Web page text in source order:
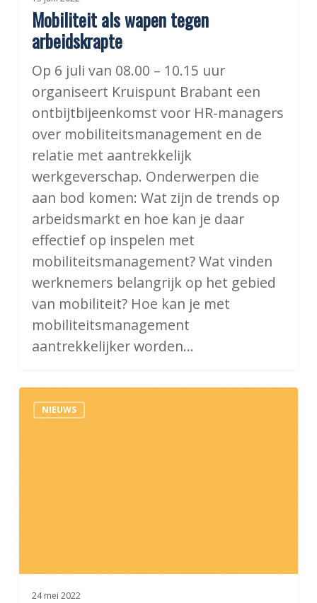
Mobiliteit als wapen tegen
arbeidskrapte
Op 6 juli van 08.00 – 10.15 uur
organiseert Kruispunt Brabant een
ontbijtbijeenkomst voor HR-managers
over mobiliteitsmanagement en de
relatie met aantrekkelijk
werkgeverschap. Onderwerpen die
aan bod komen: Wat zijn de trends op
arbeidsmarkt en hoe kan je daar
effectief op inspelen met
mobiliteitsmanagement? Wat vinden
werknemers belangrijk op het gebied
van mobiliteit? Hoe kan je met
mobiliteitsmanagement
aantrekkelijker worden…
Groen
lichtNIEUWS
24 mei 2022